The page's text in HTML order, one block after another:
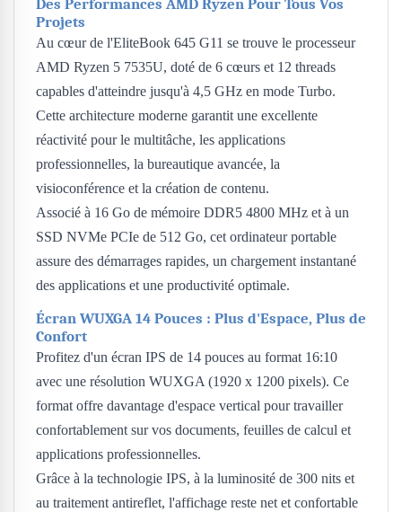
Des Performances AMD Ryzen Pour Tous Vos
Projets
Au cœur de l'EliteBook 645 G11 se trouve le processeur
AMD Ryzen 5 7535U, doté de 6 cœurs et 12 threads
capables d'atteindre jusqu'à 4,5 GHz en mode Turbo.
Cette architecture moderne garantit une excellente
réactivité pour le multitâche, les applications
professionnelles, la bureautique avancée, la
visioconférence et la création de contenu.
Associé à 16 Go de mémoire DDR5 4800 MHz et à un
SSD NVMe PCIe de 512 Go, cet ordinateur portable
assure des démarrages rapides, un chargement instantané
des applications et une productivité optimale.
Écran WUXGA 14 Pouces : Plus d'Espace, Plus de
Confort
Profitez d'un écran IPS de 14 pouces au format 16:10
avec une résolution WUXGA (1920 x 1200 pixels). Ce
format offre davantage d'espace vertical pour travailler
confortablement sur vos documents, feuilles de calcul et
applications professionnelles.
Grâce à la technologie IPS, à la luminosité de 300 nits et
au traitement antireflet, l'affichage reste net et confortable